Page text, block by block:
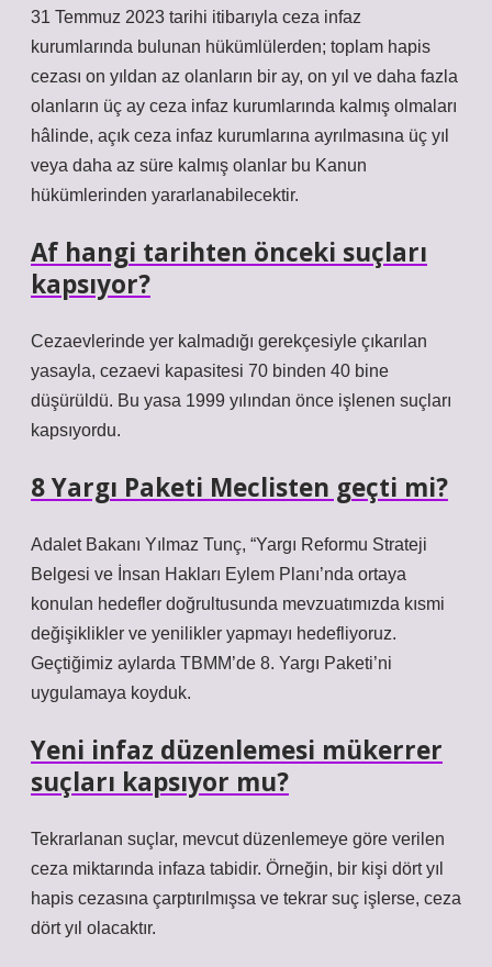
31 Temmuz 2023 tarihi itibarıyla ceza infaz
kurumlarında bulunan hükümlülerden; toplam hapis
cezası on yıldan az olanların bir ay, on yıl ve daha fazla
olanların üç ay ceza infaz kurumlarında kalmış olmaları
hâlinde, açık ceza infaz kurumlarına ayrılmasına üç yıl
veya daha az süre kalmış olanlar bu Kanun
hükümlerinden yararlanabilecektir.
Af hangi tarihten önceki suçları
kapsıyor?
Cezaevlerinde yer kalmadığı gerekçesiyle çıkarılan
yasayla, cezaevi kapasitesi 70 binden 40 bine
düşürüldü. Bu yasa 1999 yılından önce işlenen suçları
kapsıyordu.
8 Yargı Paketi Meclisten geçti mi?
Adalet Bakanı Yılmaz Tunç, “Yargı Reformu Strateji
Belgesi ve İnsan Hakları Eylem Planı’nda ortaya
konulan hedefler doğrultusunda mevzuatımızda kısmi
değişiklikler ve yenilikler yapmayı hedefliyoruz.
Geçtiğimiz aylarda TBMM’de 8. Yargı Paketi’ni
uygulamaya koyduk.
Yeni infaz düzenlemesi mükerrer
suçları kapsıyor mu?
Tekrarlanan suçlar, mevcut düzenlemeye göre verilen
ceza miktarında infaza tabidir. Örneğin, bir kişi dört yıl
hapis cezasına çarptırılmışsa ve tekrar suç işlerse, ceza
dört yıl olacaktır.